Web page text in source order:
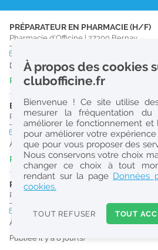
Réinitialiser
2
0
k
Consulter les offres de la France
PRÉPARATEUR EN PHARMACIE (H/F)
Pharmacie d'Officine | 27300 Bernay
Dès que possible
Publiée il y a 2 jour(s)
ETUDIANT EN PHARMACIE (H/F)
Pharmacie d'Officine|27300Bernay
CDI temps partiel
À partir du 30/08/26
Publiée il y a 2 jour(s)
PHARMACIEN (H/F)
Pharmacie d'Officine
CDItemps plein
À partir du 21/08/26
Publiée il y a 8 jour(s)
À propos des cookies
clubofficine.fr
Bienvenue ! Ce site utilise
mesurer la fréquentation du
améliorer le fonctionnement et
pour améliorer votre expérience
que pour vous proposer des
Nous conservons votre choix
changer ce choix à tout
rendant sur la page Données
cookies.
TOUT REFUSER TOUT